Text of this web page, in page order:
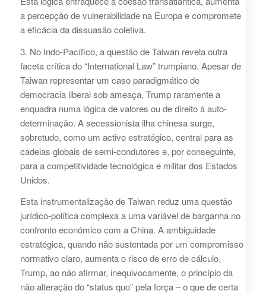
a percepção de vulnerabilidade na Europa e compromete
a eficácia da dissuasão coletiva.
3. No Indo-Pacífico, a questão de Taiwan revela outra
faceta crítica do “International Law” trumpiano. Apesar de
Taiwan representar um caso paradigmático de
democracia liberal sob ameaça, Trump raramente a
enquadra numa lógica de valores ou de direito à auto-
determinação. A secessionista ilha chinesa surge,
sobretudo, como um activo estratégico, central para as
cadeias globais de semi-condutores e, por conseguinte,
para a competitividade tecnológica e militar dos Estados
Unidos.
Esta instrumentalização de Taiwan reduz uma questão
jurídico-política complexa a uma variável de barganha no
confronto económico com a China. A ambiguidade
estratégica, quando não sustentada por um compromisso
normativo claro, aumenta o risco de erro de cálculo.
Trump, ao não afirmar, inequivocamente, o princípio da
não alteração do “status quo” pela força – o que de certa